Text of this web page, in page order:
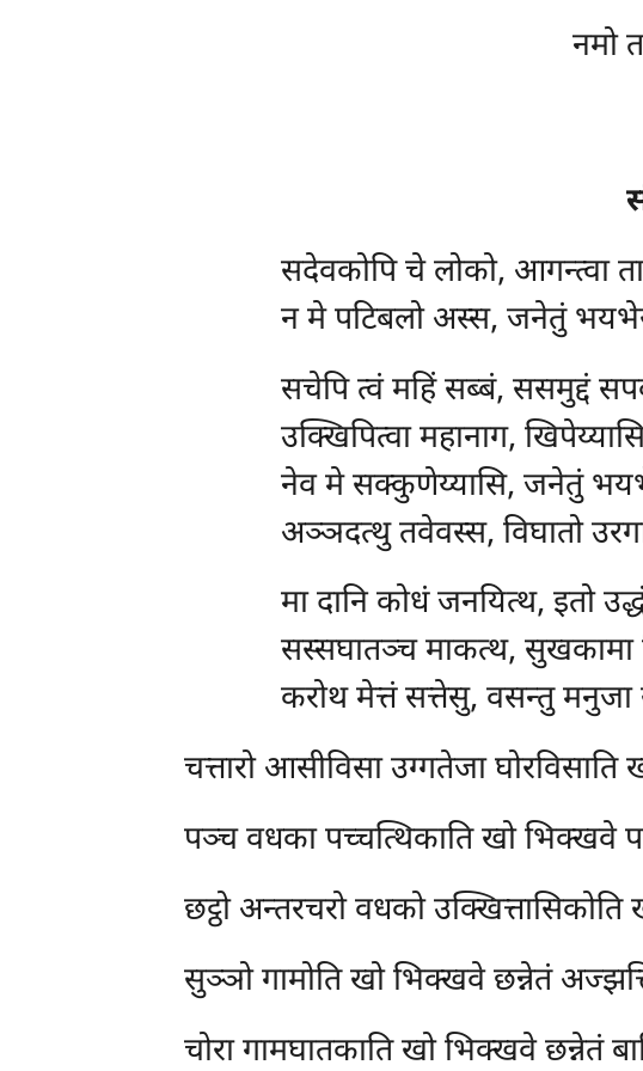
नमो
सदेवकोपिचे लोको, आगन्त्वा
न मे पटिबलो अस्स, जनेतुं
सचेपि त्वं महिं सब्बं, ससमुद्दं
उक्खिपित्वा महानाग,
नेव मे सक्कुणेय्यासि, जनेतुं
अञ्ञदत्थु तवेवस्स, विघातो
मादानि कोधं जनयित्थ, इतो
सस्सघातञ्च माकत्थ, सुखकामा
करोथ मेत्तं सत्तेसु, वसन्तु
चत्तारो आसीविसा उग्गतेजा
पञ्चवधका पच्चत्थिकाति खो भिक्खवे
छट्ठो अन्तरचरो वधको
सुञ्ञोगामोति खो भिक्खवे छन्नेतं
चोरागामघातकाति खो भिक्खवे छन्नेतं